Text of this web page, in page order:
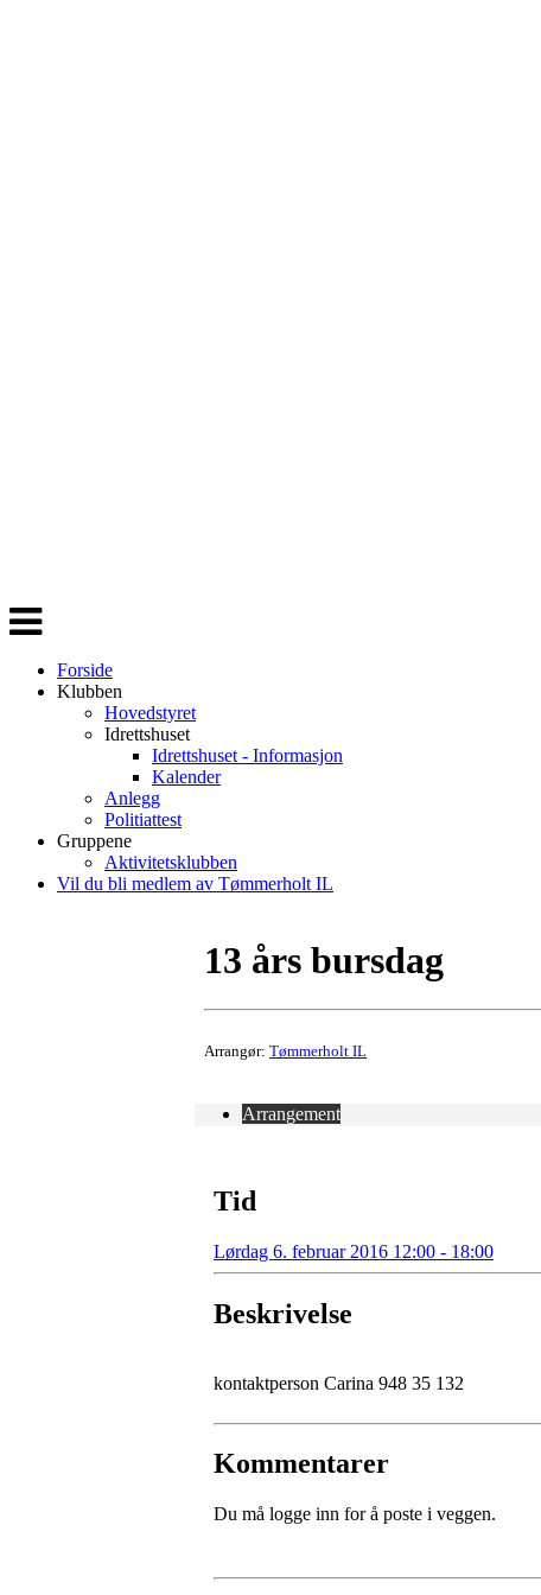
Veksle
navigasjon
Forside
Klubben
Hovedstyret
Idrettshuset
Idrettshuset - Informasjon
Kalender
Anlegg
Politiattest
Gruppene
Aktivitetsklubben
Vil du bli medlem av Tømmerholt IL
13 års bursdag
Arrangør: Tømmerholt IL
Arrangement
Tid
Lørdag 6. februar 2016 12:00 - 18:00
Beskrivelse
kontaktperson Carina 948 35 132
Kommentarer
Du må logge inn for å poste i veggen.